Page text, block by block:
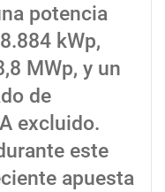
potencia
kWp,
MWp, y un
de
excluido.
este
apuesta